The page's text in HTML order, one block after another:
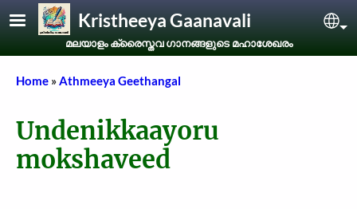
Skip to main contentKristheeya Gaanavali
മലയാളം ക്രൈസ്തവ ഗാനങ്ങളുടെ മഹാശേഖരം
Breadcrumb
Home Athmeeya Geethangal
Undenikkaayoru
mokshaveed